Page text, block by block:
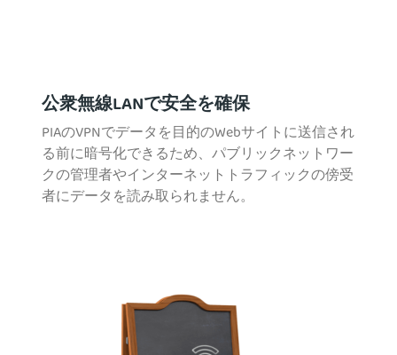
公衆無線LANで安全を確保
PIAのVPNでデータを目的のWebサイトに送信され
る前に暗号化できるため、パブリックネットワー
クの管理者やインターネットトラフィックの傍受
者にデータを読み取られません。